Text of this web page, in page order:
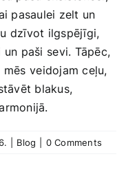
pasaulei zelt un
dzīvot ilgspējīgi,
paši⁤ sevi. Tāpēc,
⁣veidojam ceļu,
blakus,
Blog 0 Comments